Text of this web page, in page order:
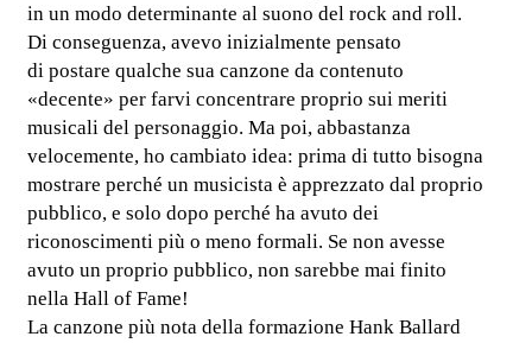
in un modo determinante al suono del rock and roll.
Di conseguenza, avevo inizialmente pensato
di postare qualche sua canzone da contenuto
«decente» per farvi concentrare proprio sui meriti
musicali del personaggio. Ma poi, abbastanza
velocemente, ho cambiato idea: prima di tutto bisogna
mostrare perché un musicista è apprezzato dal proprio
pubblico, e solo dopo perché ha avuto dei
riconoscimenti più o meno formali. Se non avesse
avuto un proprio pubblico, non sarebbe mai finito
nella Hall of Fame!
La canzone più nota della formazione Hank Ballard